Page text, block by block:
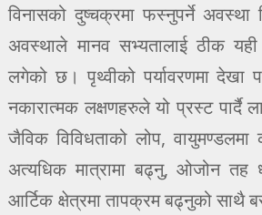
विनासको दुष्चक्रमा फस्नुपर्ने अवस्था
अवस्थाले मानव सभ्यतालाई ठीक यही
लगेको छ। पृथ्वीको पर्यावरणमा देखा
नकारात्मक लक्षणहरुले यो प्रस्ट पार्दै
जैविक विविधताको लोप, वायुमण्डलमा
अत्यधिक मात्रामा बढ्नु, ओजोन तह
आर्टिक क्षेत्रमा तापक्रम बढ्नुको साथै